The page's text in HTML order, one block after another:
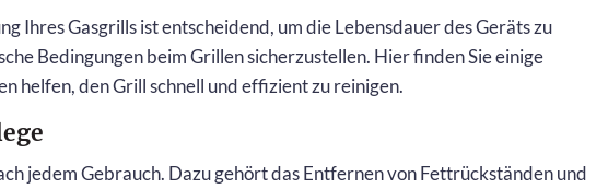
Ihres Gasgrills ist entscheidend, um die Lebensdauer des Geräts zu
Bedingungen beim Grillen sicherzustellen. Hier finden Sie einige
helfen, den Grill schnell und effizient zu reinigen.
jedem Gebrauch. Dazu gehört das Entfernen von Fettrückständen und